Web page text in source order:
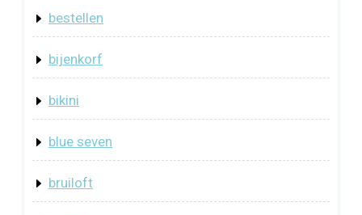
bestellen
bijenkorf
bikini
blue seven
bruiloft